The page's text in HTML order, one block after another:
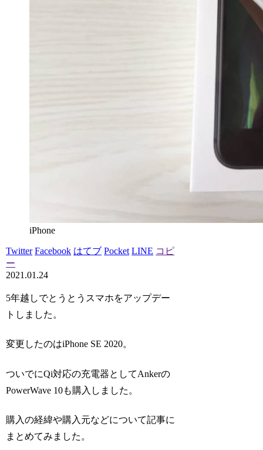
iPhone
Twitter Facebook はてブ Pocket LINE コピ
ー
2021.01.24
5年越しでとうとうスマホをアップデー
トしました。
変更したのはiPhone SE 2020。
ついでにQi対応の充電器としてAnkerの
PowerWave 10も購入しました。
購入の経緯や購入元などについて記事に
まとめてみました。